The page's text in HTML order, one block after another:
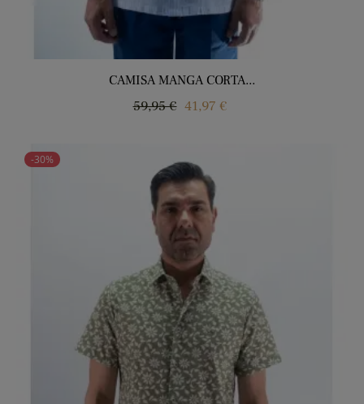
CAMISA MANGA CORTA...
Regular
59,95 € Price
41,97 €
-30%